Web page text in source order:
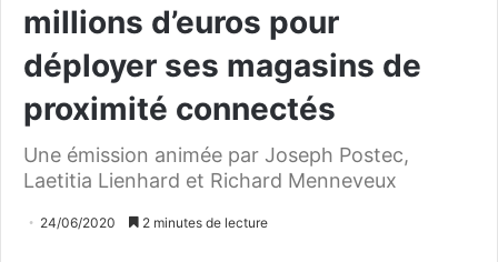
millions d’euros pour
déployer ses magasins de
proximité connectés
Une émission animée par Joseph Postec,
Laetitia Lienhard et Richard Menneveux
24/06/2020 2 minutes de lecture